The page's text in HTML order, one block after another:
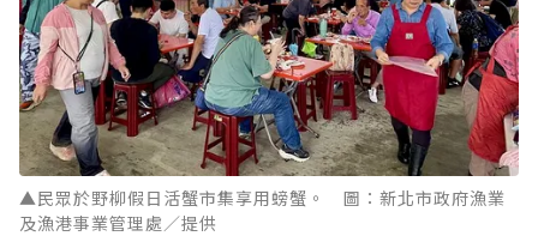
▲民眾於野柳假日活蟹市集享用螃蟹。 圖：新北市政府漁業
及漁港事業管理處／提供